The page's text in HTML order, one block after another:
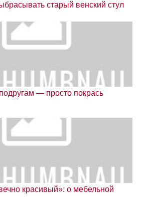
старый венский стул
— просто покрась
красивый»: о мебельной